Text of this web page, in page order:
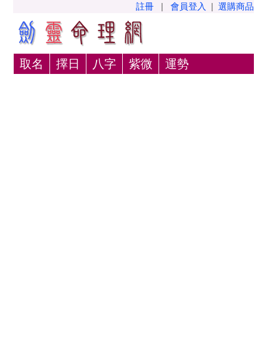
註冊 | 會員登入 | 選購商品
取名 擇日 八字 紫微 運勢